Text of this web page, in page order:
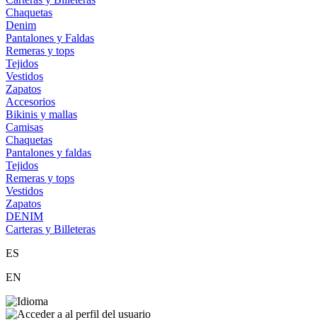
Chaquetas
Denim
Pantalones y Faldas
Remeras y tops
Tejidos
Vestidos
Zapatos
Accesorios
Bikinis y mallas
Camisas
Chaquetas
Pantalones y faldas
Tejidos
Remeras y tops
Vestidos
Zapatos
DENIM
Carteras y Billeteras
ES
EN